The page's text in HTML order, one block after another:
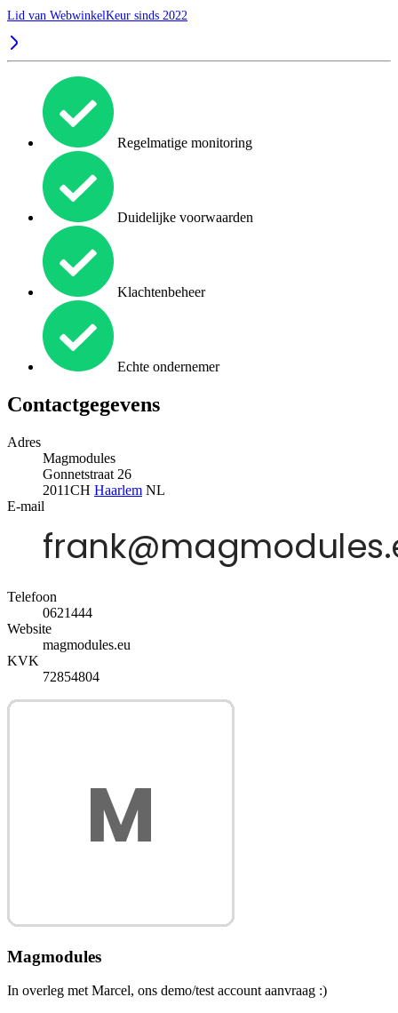
Lid van WebwinkelKeur sinds 2022
Regelmatige monitoring
Duidelijke voorwaarden
Klachtenbeheer
Echte ondernemer
Contactgegevens
Adres
Magmodules
Gonnetstraat 26
2011CH Haarlem NL
E-mail
Telefoon
0621444
Website
magmodules.eu
KVK
72854804
Magmodules
In overleg met Marcel, ons demo/test account aanvraag :)